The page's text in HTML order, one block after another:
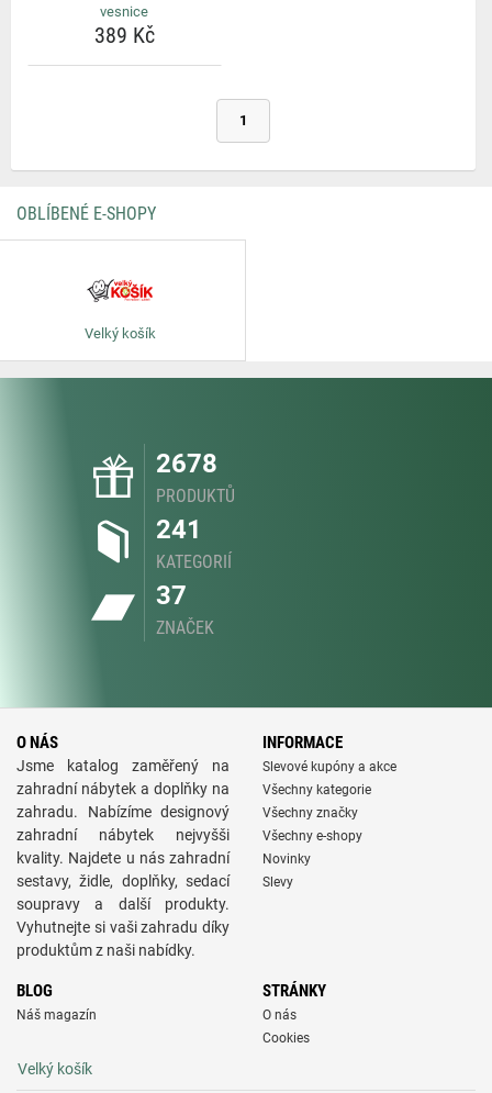
vesnice
389 Kč
1
OBLÍBENÉ E-SHOPY
Velký košík
2678
PRODUKTŮ
241
KATEGORIÍ
37
ZNAČEK
O NÁS
Jsme katalog zaměřený na
zahradní nábytek a doplňky na
zahradu. Nabízíme designový
zahradní nábytek nejvyšši
kvality. Najdete u nás zahradní
sestavy, židle, doplňky, sedací
soupravy a další produkty.
Vyhutnejte si vaši zahradu díky
produktům z naši nabídky.
INFORMACE
Slevové kupóny a akce
Všechny kategorie
Všechny značky
Všechny e-shopy
Novinky
Slevy
BLOG
Náš magazín
STRÁNKY
O nás
Cookies
Velký košík